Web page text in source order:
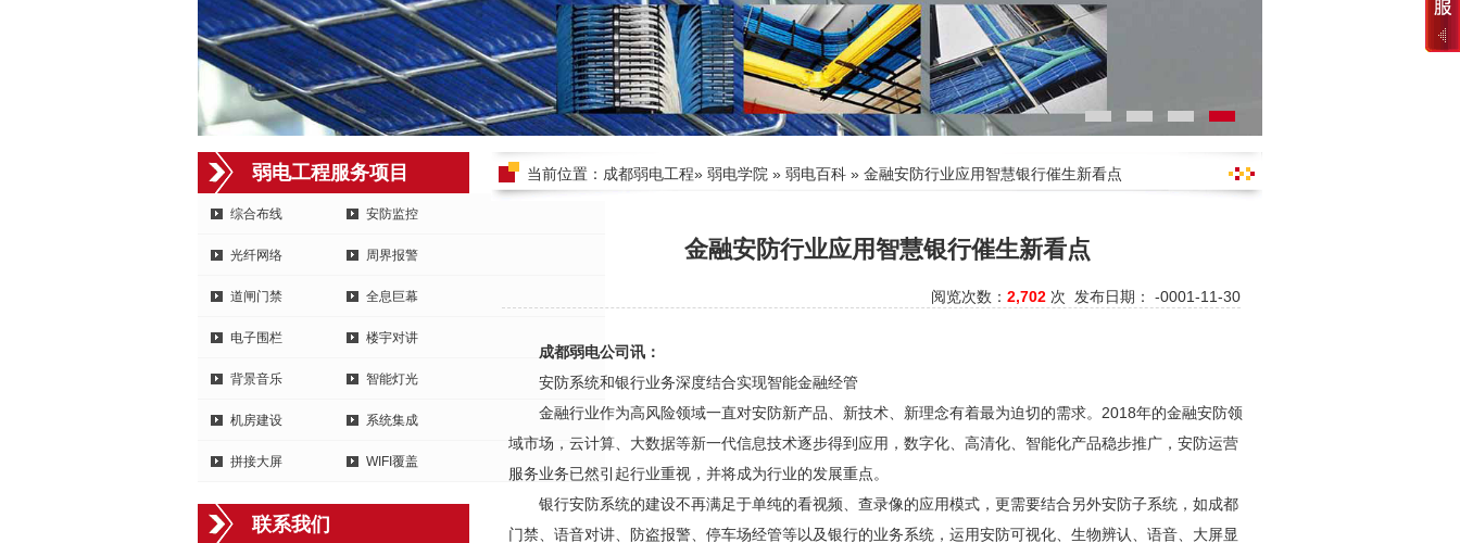
弱电工程服务项目
综合布线 安防监控
光纤网络 周界报警
道闸门禁 全息巨幕
电子围栏 楼宇对讲
背景音乐 智能灯光
机房建设 系统集成
拼接大屏 WIFI覆盖
联系我们
当前位置： 成都弱电工程» 弱电学院 » 弱电百科 » 金融安防行业应用智慧银行催生新看点
金融安防行业应用智慧银行催生新看点
阅览次数： 2,702 次 发布日期： -0001-11-30
成都弱电公司讯：
安防系统和银行业务深度结合实现智能金融经管
金融行业作为高风险领域一直对安防新产品、新技术、新理念有着最为迫切的需求。2018年的金融安防领
域市场，云计算、大数据等新一代信息技术逐步得到应用，数字化、高清化、智能化产品稳步推广， 安防运营
服务业务已然引起行业重视，并将成为行业的发展重点。
银行安防系统的建设不再满足于单纯的看视频、查录像的应用模式，更需要结合另外安防子系统，如成都
门禁 、语音对讲、防盗报警、停车场经管等以及银行的业务系统，运用安防可视化、生物辨认、语音、大屏显